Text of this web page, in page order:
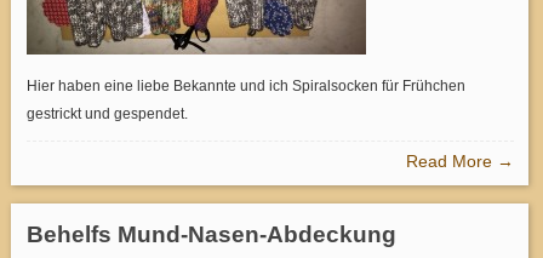
Hier haben eine liebe Bekannte und ich Spiralsocken für Frühchen
gestrickt und gespendet.
Read More →
Behelfs Mund-Nasen-Abdeckung